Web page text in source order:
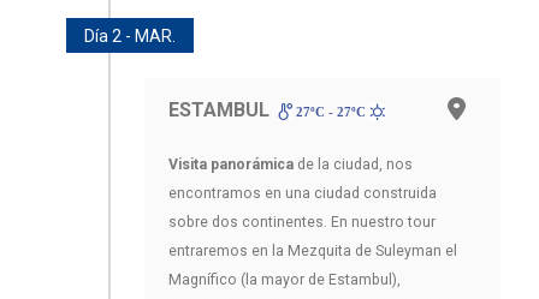
Día 2 - MAR.
ESTAMBUL 27ºC - 27ºC
Visita panorámica de la ciudad, nos
encontramos en una ciudad construida
sobre dos continentes. En nuestro tour
entraremos en la Mezquita de Suleyman el
Magnífico (la mayor de Estambul),